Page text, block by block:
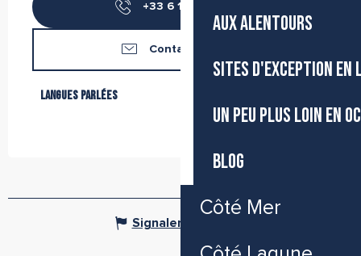
AUX ALENTOURS
SITES D'EXCEPTION EN
UN PEU PLUS LOIN EN
BLOG
Côté Mer
+33 6 13 32 40
Contactez-nous
Langues parlées
Langues parlées
Signaler une erreur